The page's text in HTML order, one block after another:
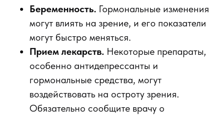
Беременность. Гормональные изменения
могут влиять на зрение, и его показатели
могут быстро меняться.
Прием лекарств. Некоторые препараты,
особенно антидепрессанты и
гормональные средства, могут
воздействовать на остроту зрения.
Обязательно сообщите врачу о